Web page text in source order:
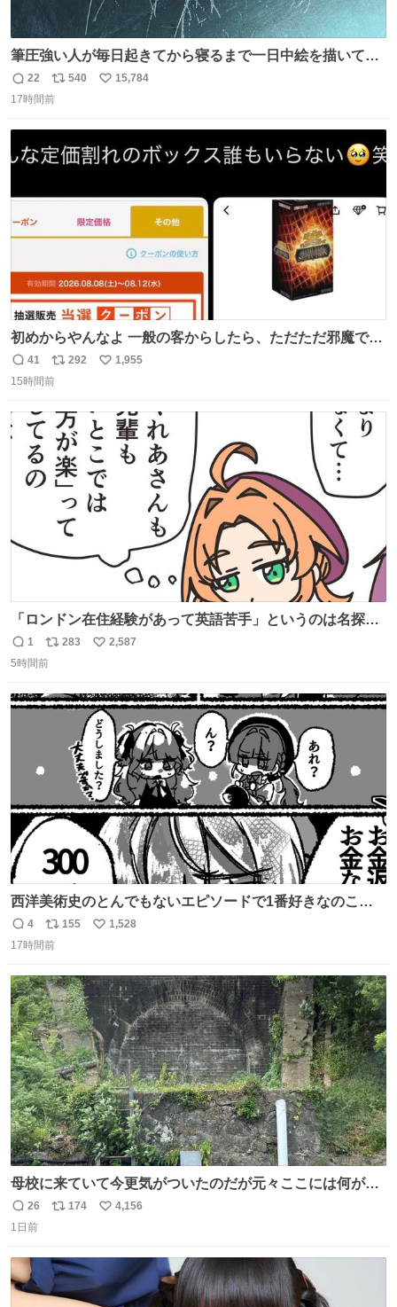
筆圧強い人が毎日起きてから寝るまで一日中絵を描いてる
とこうなる。 異常事態です。
返
信
22
リ
ポ
ト
数
540
い
数
15,784
17時間前
初めからやんなよ 一般の客からしたら、ただただ邪魔でし
かないのよ
返
信
41
リ
ポ
ト
数
292
い
数
1,955
15時間前
「ロンドン在住経験があって英語苦手」というのは名探偵
としては「妙だな」ってなるところなのに、小林みくるだ
からスルーされている小林クオリティ。
返
信
1
リ
ポ
ト
283
い
数
2,587
5時間前
西洋美術史のとんでもないエピソードで1番好きなのこれ
モネのエピソード大体面白い #絵がみの美術史創作
返
信
4
リ
ポ
ト
数
155
い
数
1,528
17時間前
母校に来ていて今更気がついたのだが元々ここには何があ
ったのだろう…？_:(´ཀ`」 ∠):
返
信
26
リ
ト
数
174
い
4,156
1日前